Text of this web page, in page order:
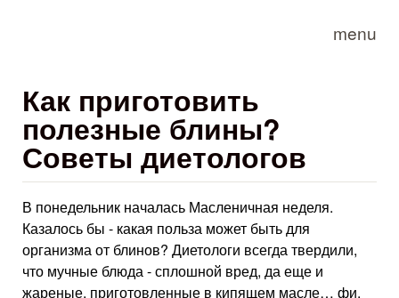
menu
Как приготовить
полезные блины?
Советы диетологов
В понедельник началась Масленичная неделя.
Казалось бы - какая польза может быть для
организма от блинов? Диетологи всегда твердили,
что мучные блюда - сплошной вред, да еще и
жареные, приготовленные в кипящем масле… фи.